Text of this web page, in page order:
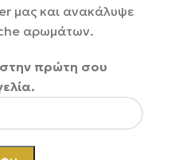
μας και ανακάλυψε
αρωμάτων.
πρώτη σου